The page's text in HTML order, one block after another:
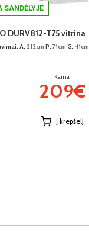
SANDĖLYJE
DURV812-T75 vitrina
A: 212cm P: 71cm G: 41cm
Kaina:
209€
Į krepšelį